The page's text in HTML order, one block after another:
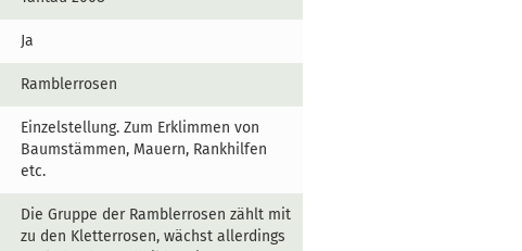
Ja
Ramblerrosen
Einzelstellung. Zum Erklimmen von
Baumstämmen, Mauern, Rankhilfen
etc.
Die Gruppe der Ramblerrosen zählt mit
zu den Kletterrosen, wächst allerdings